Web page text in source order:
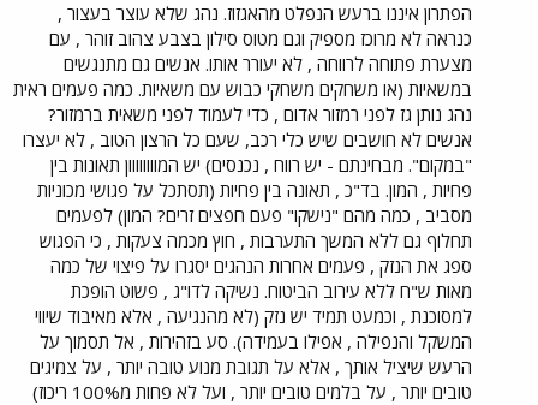
הפתרון איננו ברעש הנפלט מהאגזוז. נהג שלא עוצר בעצור ,
כנראה לא מרוכז מספיק וגם מטוס סילון בצבע צהוב זוהר , עם
מצערת פתוחה לרווחה , לא יעורר אותו. אנשים גם מתנגשים
במשאיות (או משחקים משחקי כבוש עם משאיות. כמה פעמים ראית
נהג נותן גז לפני רמזור אדום , כדי לעמוד לפני משאית ברמזור?
אנשים לא חושבים שיש כלי רכב, שעם כל הרצון הטוב , לא יעצרו
"במקום". מבחינתם - יש רווח , נכנסים) יש המוווווווון תאונות בין
פחיות , המון. בד"כ , תאונה בין פחיות (תסתכל על פגושי מכוניות
מסביב , כמה מהם "נישקו" פעם חפצים זרים? המון) לפעמים
תחלוף גם ללא המשך התערבות , חוץ מכמה צעקות , כי הפגוש
ספג את הנזק , פעמים אחרות הנהגים יסגרו על פיצוי של כמה
מאות ש"ח ללא עירוב הביטוח. נשיקה לדו"ג , פשוט הופכת
למסוכנת , וכמעט תמיד יש נזק (לא מהנגיעה , אלא מאיבוד שיווי
המשקל והנפילה , אפילו בעמידה). סע בזהירות , אל תסמוך על
הרעש שיציל אותך , אלא על תגובת מנוע טובה יותר , על צמיגים
טובים יותר , על בלמים טובים יותר , ועל לא פחות מ100% ריכוז)